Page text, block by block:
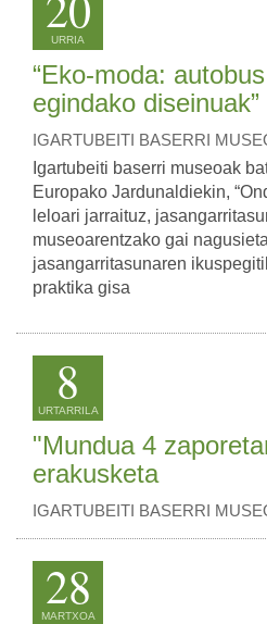
URRIA
“Eko-moda:
egindako
IGARTUBEITI BASERRI
Igartubeiti baserri museoak
Europako Jardunaldiekin,
leloari jarraituz,
museoarentzako gai
jasangarritasunaren
praktika gisa
8
URTARRILA
"Mundua 4
erakusketa
IGARTUBEITI BASERRI
28
MARTXOA